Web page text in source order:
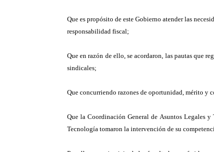
Que es propósito de este Gobierno atender las
responsabilidad fiscal;
Que en razón de ello, se acordaron, las pautas que
sindicales;
Que concurriendo razones de oportunidad, mérito y
Que la Coordinación General de Asuntos Legales
Tecnología tomaron la intervención de su